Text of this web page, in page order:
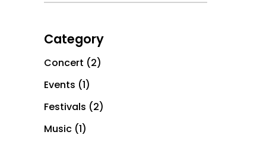
Category
Concert (2)
Events (1)
Festivals (2)
Music (1)